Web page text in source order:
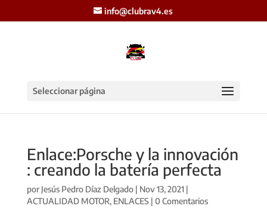
info@clubrav4.es
Seleccionar página
Enlace:Porsche y la innovación
: creando la batería perfecta
por Jesús Pedro Díaz Delgado| Nov 13, 2021|
ACTUALIDAD MOTOR, ENLACES | 0 Comentarios